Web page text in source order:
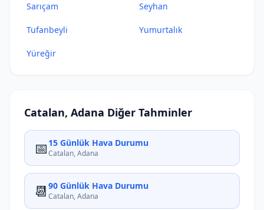
Sarıçam Seyhan
Tufanbeyli Yumurtalık
Yüreğir
Catalan, Adana Diğer Tahminler
📅 15 Günlük Hava Durumu
Catalan, Adana
📆 90 Günlük Hava Durumu
Catalan, Adana